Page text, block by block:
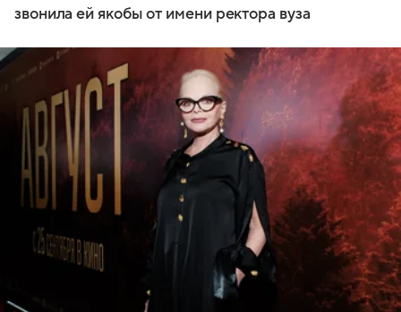
звонила ей якобы от имени ректора вуза